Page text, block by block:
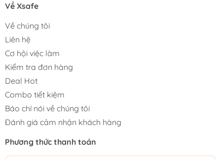
Về Xsafe
Về chúng tôi
Liên hệ
Cơ hội việc làm
Kiểm tra đơn hàng
Deal Hot
Combo tiết kiệm
Báo chí nói về chúng tôi
Đánh giá cảm nhận khách hàng
Phương thức thanh toán